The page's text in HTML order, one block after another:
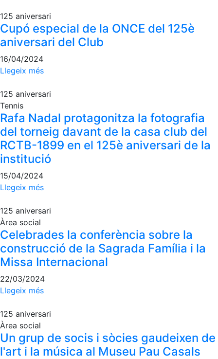
125 aniversari
Cupó especial de la ONCE del 125è
aniversari del Club
16/04/2024
Llegeix més
125 aniversari
Tennis
Rafa Nadal protagonitza la fotografia
del torneig davant de la casa club del
RCTB-1899 en el 125è aniversari de la
institució
15/04/2024
Llegeix més
125 aniversari
Àrea social
Celebrades la conferència sobre la
construcció de la Sagrada Família i la
Missa Internacional
22/03/2024
Llegeix més
125 aniversari
Àrea social
Un grup de socis i sòcies gaudeixen de
l'art i la música al Museu Pau Casals